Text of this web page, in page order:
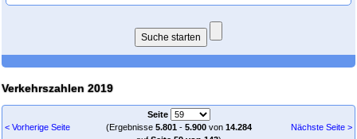
Verkehrszahlen 2019
< Vorherige Seite
Seite
(Ergebnisse 5.801- 5.900von 14.284
Nächste Seite >